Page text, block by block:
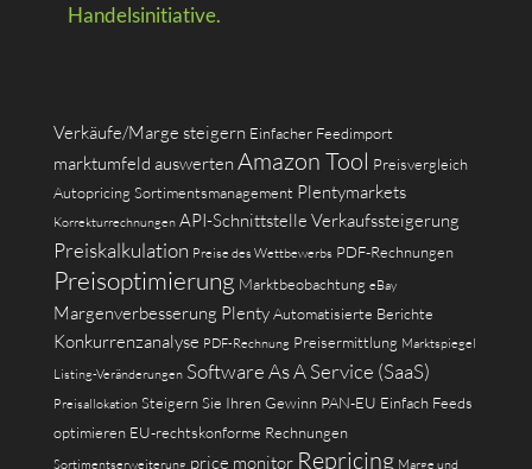
Handelsinitiative.
Verkäufe/Marge steigern Einfacher Feedimport
marktumfeld auswerten Amazon Tool Preisvergleich
Autopricing Sortimentsmanagement Plentymarkets
Korrekturrechnungen API-Schnittstelle Verkaufssteigerung
Preiskalkulation Preise des Wettbewerbs PDF-Rechnungen
Preisoptimierung Marktbeobachtung eBay
Margenverbesserung Plenty Automatisierte Berichte
Konkurrenzanalyse PDF-Rechnung Preisermittlung Marktspiegel
Listing-Veränderungen Software As A Service (SaaS)
Preisallokation Steigern Sie Ihren Gewinn PAN-EU Einfach Feeds
optimieren EU-rechtskonforme Rechnungen
Sortimentserweiterung price monitor Repricing Marge und